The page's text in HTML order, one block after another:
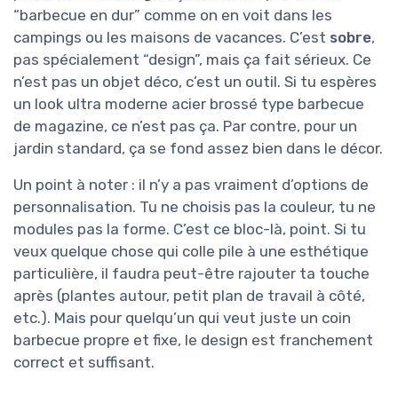
“barbecue en dur” comme on en voit dans les
campings ou les maisons de vacances. C’est sobre,
pas spécialement “design”, mais ça fait sérieux. Ce
n’est pas un objet déco, c’est un outil. Si tu espères
un look ultra moderne acier brossé type barbecue
de magazine, ce n’est pas ça. Par contre, pour un
jardin standard, ça se fond assez bien dans le décor.
Un point à noter : il n’y a pas vraiment d’options de
personnalisation. Tu ne choisis pas la couleur, tu ne
modules pas la forme. C’est ce bloc-là, point. Si tu
veux quelque chose qui colle pile à une esthétique
particulière, il faudra peut-être rajouter ta touche
après (plantes autour, petit plan de travail à côté,
etc.). Mais pour quelqu’un qui veut juste un coin
barbecue propre et fixe, le design est franchement
correct et suffisant.